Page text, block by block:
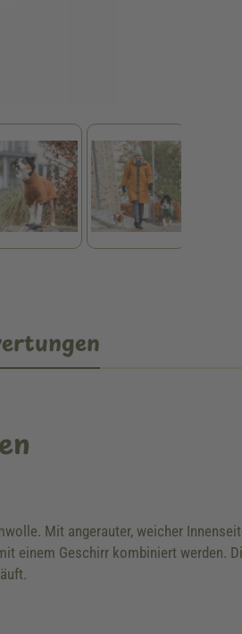
Mit angerauter, weicher
einem Geschirr kombiniert werden.